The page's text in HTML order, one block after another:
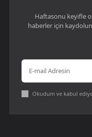
Haftasonu keyifle
haberler için
Okudum ve kabul